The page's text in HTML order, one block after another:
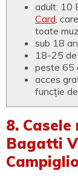
adult: 10
Card,
toate
sub 18
18-25 de
peste 65
acces
funcție
8. Casele
Bagatti